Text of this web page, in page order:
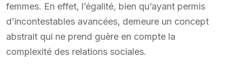
femmes. En effet, l’égalité, bien qu’ayant permis
d’incontestables avancées, demeure un concept
abstrait qui ne prend guère en compte la
complexité des relations sociales.